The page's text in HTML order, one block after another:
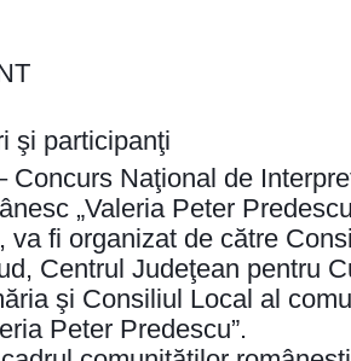
şi participanţi
Concurs Naţional de
„Valeria Peter
va fi organizat de către
Centrul Judeţean pentru
şi Consiliul Local al
Peter Predescu”.